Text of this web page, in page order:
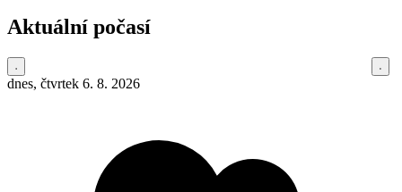
Aktuální počasí
dnes, čtvrtek 6. 8. 2026